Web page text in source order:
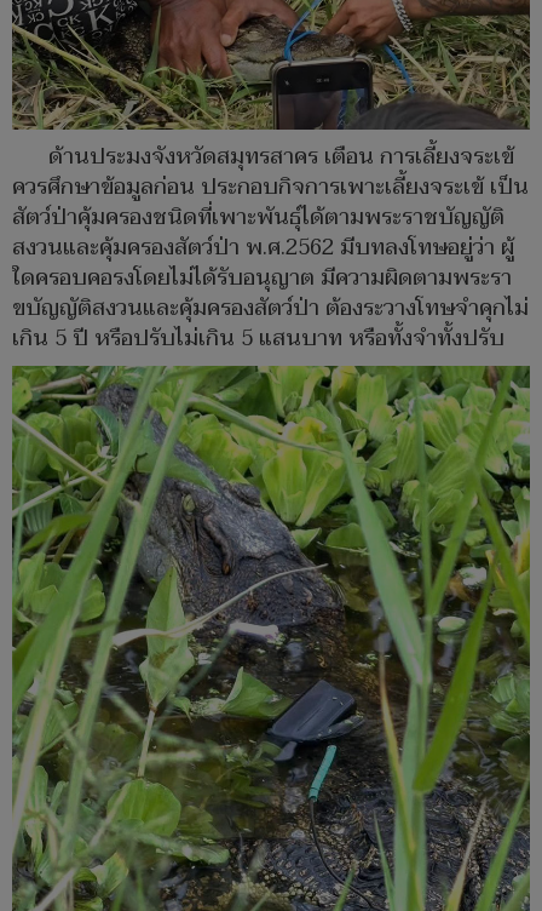
ด้านประมงจังหวัดสมุทรสาคร เตือน การเลี้ยงจระเข้
ควรศึกษาข้อมูลก่อน ประกอบกิจการเพาะเลี้ยงจระเข้ เป็น
สัตว์ป่าคุ้มครองชนิดที่เพาะพันธุ์ได้ตามพระราชบัญญัติ
สงวนและคุ้มครองสัตว์ป่า พ.ศ.2562 มีบทลงโทษอยู่ว่า ผู้
ใดครอบคอรงโดยไม่ได้รับอนุญาต มีความผิดตามพระรา
ขบัญญัติสงวนและคุ้มครองสัตว์ป่า ต้องระวางโทษจำคุกไม่
เกิน 5 ปี หรือปรับไม่เกิน 5 แสนบาท หรือทั้งจำทั้งปรับ